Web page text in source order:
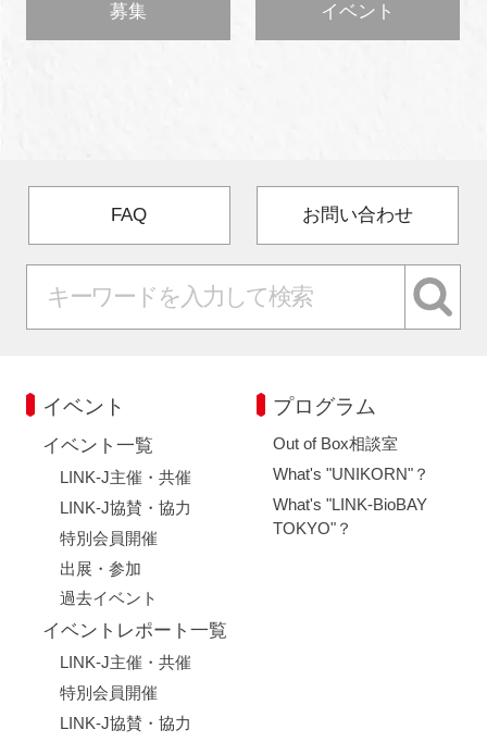
募集 イベント
FAQ お問い合わせ
イベント
イベント一覧
LINK-J主催・共催
LINK-J協賛・協力
特別会員開催
出展・参加
過去イベント
イベントレポート一覧
LINK-J主催・共催
特別会員開催
LINK-J協賛・協力
プログラム
Out of Box相談室
What's "UNIKORN"？
What's "LINK-BioBAY
TOKYO"？